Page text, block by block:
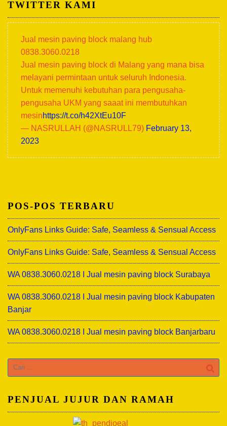
TWITTER KAMI
Jual mesin paving block malang hub
0838.3060.0218
Jual mesin paving block di Malang yang mana bisa
melayani permintaan untuk seluruh Indonesia.
Untuk memenuhi kebutuhan para pengusaha-
pengusaha UKM yang saaat ini membutuhkan
mesinhttps://t.co/h42XtEu10F
— NASRULLAH (@NASRULL79) February 13,
2023
POS-POS TERBARU
OnlyFans Links Guide: Safe, Seamless & Sensual Access
OnlyFans Links Guide: Safe, Seamless & Sensual Access
WA 0838.3060.0218 I Jual mesin paving block Surabaya
WA 0838.3060.0218 I Jual mesin paving block Kabupaten
Banjar
WA 0838.3060.0218 I Jual mesin paving block Banjarbaru
Cari
untuk:
PENJUAL JUJUR DAN RAMAH